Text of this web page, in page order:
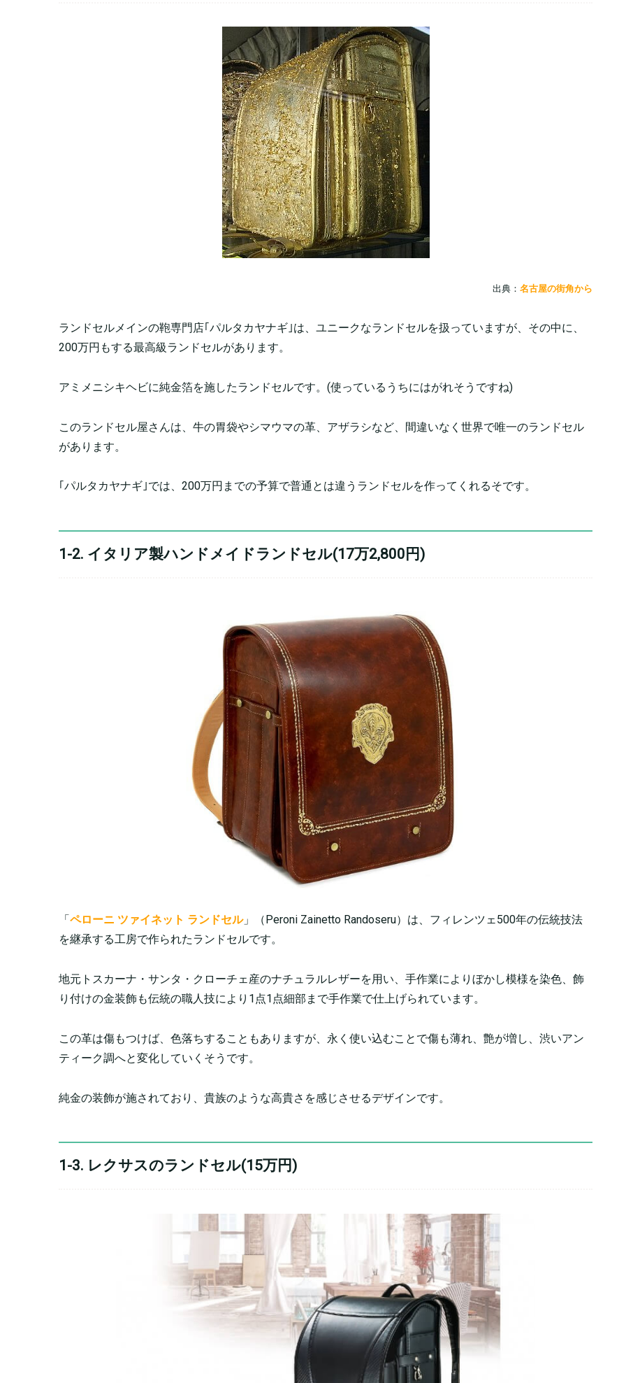
出典：名古屋の街角から
ランドセルメインの鞄専門店｢パルタカヤナギ｣は、ユニークなランドセルを扱っていますが、その中に、
200万円もする最高級ランドセルがあります。
アミメニシキヘビに純金箔を施したランドセルです。(使っているうちにはがれそうですね)
このランドセル屋さんは、牛の胃袋やシマウマの革、アザラシなど、間違いなく世界で唯一のランドセル
があります。
｢パルタカヤナギ｣では、200万円までの予算で普通とは違うランドセルを作ってくれるそです。
1-2. イタリア製ハンドメイドランドセル(17万2,800円)
「 ペローニ ツァイネット ランドセル」（Peroni Zainetto Randoseru）は、フィレンツェ500年の伝統技法
を継承する工房で作られたランドセルです。
地元トスカーナ・サンタ・クローチェ産のナチュラルレザーを用い、手作業によりぼかし模様を染色、飾
り付けの金装飾も伝統の職人技により1点1点細部まで手作業で仕上げられています。
この革は傷もつけば、色落ちすることもありますが、永く使い込むことで傷も薄れ、艶が増し、渋いアン
ティーク調へと変化していくそうです。
純金の装飾が施されており、貴族のような高貴さを感じさせるデザインです。
1-3. レクサスのランドセル(15万円)